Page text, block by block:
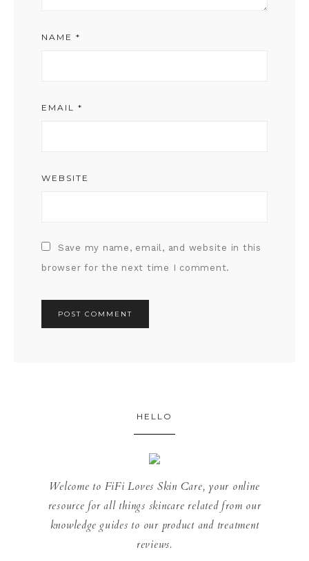
NAME *
EMAIL *
WEBSITE
Save my name, email, and website in this
browser for the next time I comment.
HELLO
Welcome to FiFi Loves Skin Care, your online
resource for all things skincare related from our
knowledge guides to our product and treatment
reviews.